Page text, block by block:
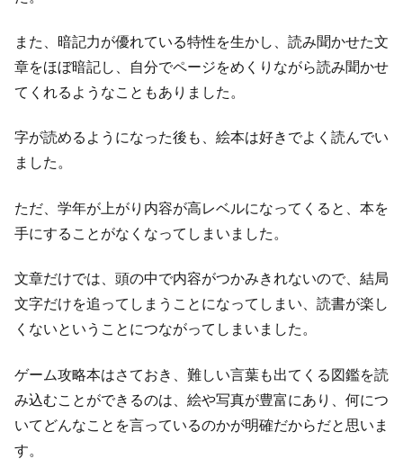
また、暗記力が優れている特性を生かし、読み聞かせた文
章をほぼ暗記し、自分でページをめくりながら読み聞かせ
てくれるようなこともありました。
字が読めるようになった後も、絵本は好きでよく読んでい
ました。
ただ、学年が上がり内容が高レベルになってくると、本を
手にすることがなくなってしまいました。
文章だけでは、頭の中で内容がつかみきれないので、結局
文字だけを追ってしまうことになってしまい、読書が楽し
くないということにつながってしまいました。
ゲーム攻略本はさておき、難しい言葉も出てくる図鑑を読
み込むことができるのは、絵や写真が豊富にあり、何につ
いてどんなことを言っているのかが明確だからだと思いま
す。